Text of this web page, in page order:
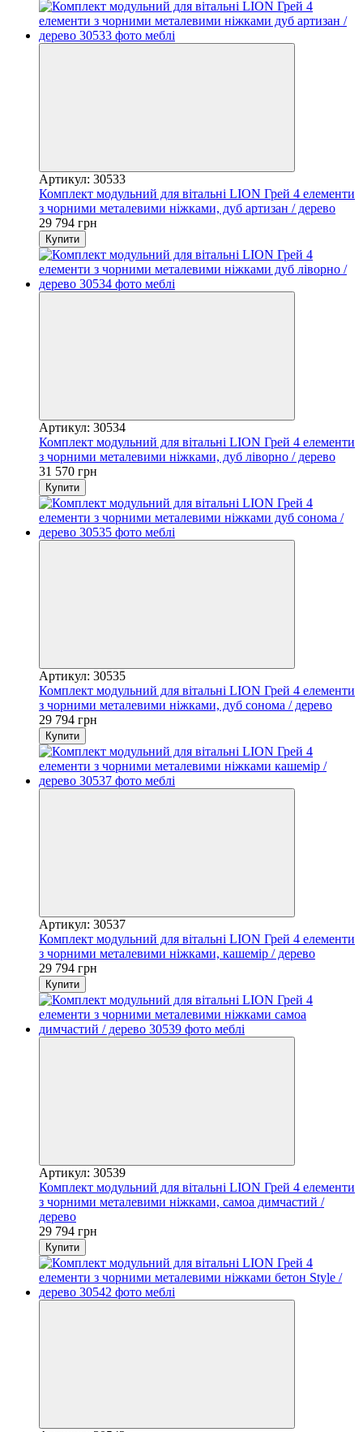
Артикул: 30533
Комплект модульний для вітальні LION Грей 4 елементи
з чорними металевими ніжками, дуб артизан / дерево
29 794 грн
Купити
Артикул: 30534
Комплект модульний для вітальні LION Грей 4 елементи
з чорними металевими ніжками, дуб ліворно / дерево
31 570 грн
Купити
Артикул: 30535
Комплект модульний для вітальні LION Грей 4 елементи
з чорними металевими ніжками, дуб сонома / дерево
29 794 грн
Купити
Артикул: 30537
Комплект модульний для вітальні LION Грей 4 елементи
з чорними металевими ніжками, кашемір / дерево
29 794 грн
Купити
Артикул: 30539
Комплект модульний для вітальні LION Грей 4 елементи
з чорними металевими ніжками, самоа димчастий /
дерево
29 794 грн
Купити